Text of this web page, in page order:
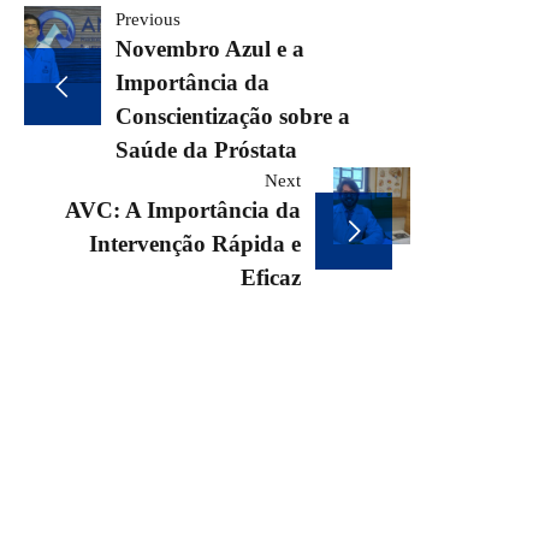
Navegação
de
Post
Previous
Novembro Azul e a
Importância da
Conscientização sobre a
Saúde da Próstata
Next
AVC: A Importância da
Intervenção Rápida e
Eficaz